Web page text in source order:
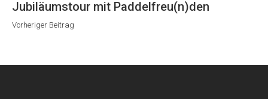
Vorheriger
Beitrag
Jubiläumstour mit Paddelfreu(n)den
Vorheriger Beitrag